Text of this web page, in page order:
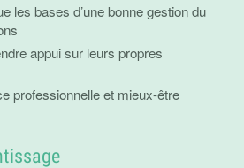
les bases d’une bonne gestion du
appui sur leurs propres
professionnelle et mieux-être